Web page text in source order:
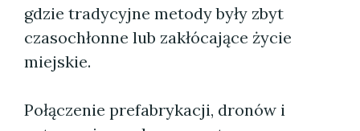
gdzie tradycyjne metody były zbyt
czasochłonne lub zakłócające życie
miejskie.
Połączenie prefabrykacji, dronów i